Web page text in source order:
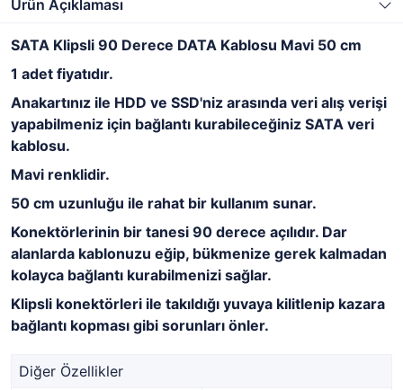
Ürün Açıklaması
SATA Klipsli 90 Derece DATA Kablosu Mavi 50 cm
1 adet fiyatıdır.
Anakartınız ile HDD ve SSD'niz arasında veri alış verişi
yapabilmeniz için bağlantı kurabileceğiniz SATA veri
kablosu.
Mavi renklidir.
50 cm uzunluğu ile rahat bir kullanım sunar.
Konektörlerinin bir tanesi 90 derece açılıdır. Dar
alanlarda kablonuzu eğip, bükmenize gerek kalmadan
kolayca bağlantı kurabilmenizi sağlar.
Klipsli konektörleri ile takıldığı yuvaya kilitlenip kazara
bağlantı kopması gibi sorunları önler.
Diğer Özellikler